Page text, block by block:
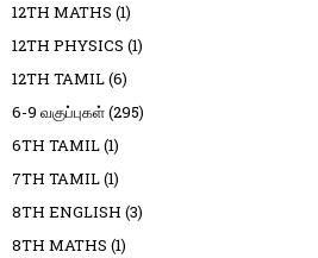
12TH MATHS (1)
12TH PHYSICS (1)
12TH TAMIL(6)
6-9 வகுப்புகள்(295)
6TH TAMIL(1)
7TH TAMIL(1)
8TH ENGLISH (3)
8TH MATHS (1)